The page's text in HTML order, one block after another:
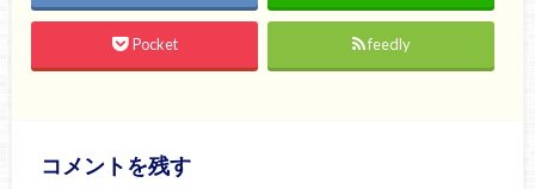
Pocket feedly
コメントを残す